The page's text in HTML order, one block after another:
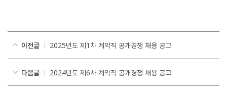
이전글 2025년도 제1차 계약직 공개경쟁 채용 공고
다음글 2024년도 제6차 계약직 공개경쟁 채용 공고